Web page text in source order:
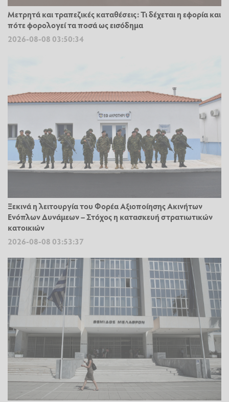
Μετρητά και τραπεζικές καταθέσεις: Τι δέχεται η εφορία και
πότε φορολογεί τα ποσά ως εισόδημα
2026-08-08 03:50:34
Ξεκινά η λειτουργία του Φορέα Αξιοποίησης Ακινήτων
Ενόπλων Δυνάμεων – Στόχος η κατασκευή στρατιωτικών
κατοικιών
2026-08-08 03:53:37